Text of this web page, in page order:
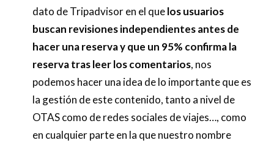
dato de Tripadvisor en el quelos usuarios
buscan revisiones independientes antes de
hacer una reserva y que un 95% confirma la
reserva tras leer los comentarios, nos
podemos hacer una idea de lo importante que es
la gestión de este contenido, tanto a nivel de
OTAS como de redes sociales de viajes…, como
en cualquier parte en la que nuestro nombre